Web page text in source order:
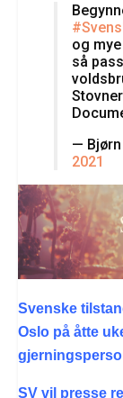
og mye
så
— Bjørn
2021
Svenske
Oslo på åtte
SV vil presse